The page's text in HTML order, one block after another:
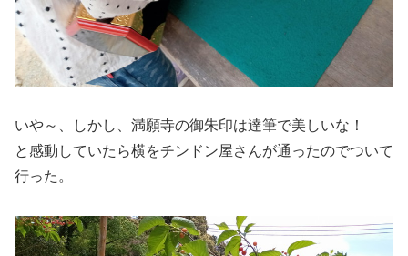
いや～、しかし、満願寺の御朱印は達筆で美しいな！
と感動していたら横をチンドン屋さんが通ったのでついて
行った。